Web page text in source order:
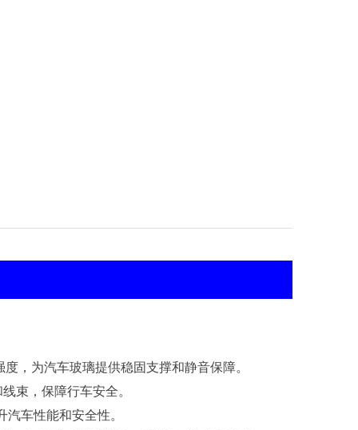
，为汽车玻璃提供稳固支撑和静音保障。
束，保障行车安全。
车性能和安全性。